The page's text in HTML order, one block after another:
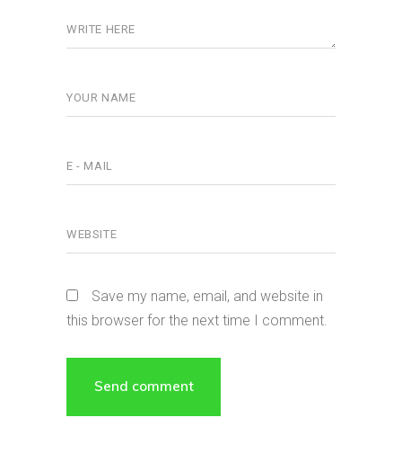
Save my name, email, and website in
this browser for the next time I comment.